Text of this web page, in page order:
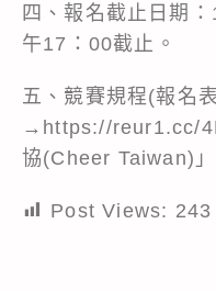
四、報名截止日期
午17：00截止。
五、競賽規程(報名
→https://reur1.cc/
協(Cheer Taiwan)」
Post Views: 243